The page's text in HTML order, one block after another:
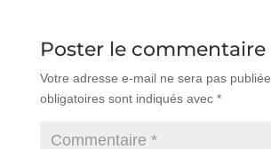
Poster le commentaire
Votre adresse e-mail ne sera pas publiée.
obligatoires sont indiqués avec *